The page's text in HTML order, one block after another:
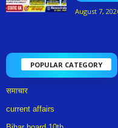
August 7,
POPULAR CATEGORY
समाचार
current affairs